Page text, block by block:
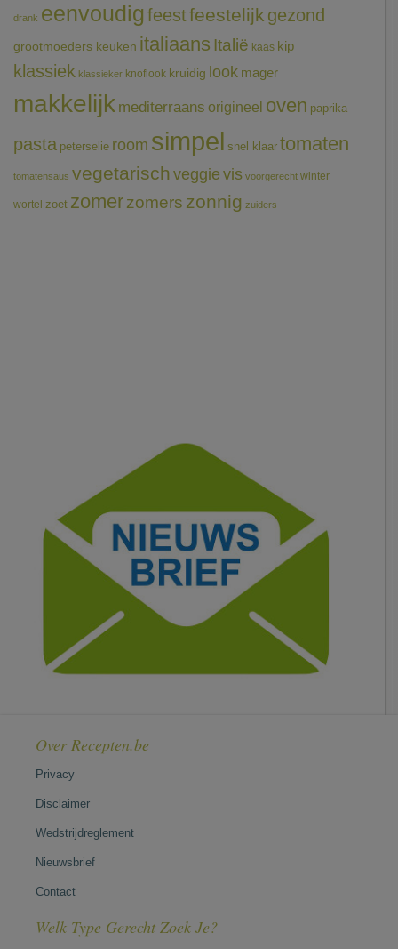
drank eenvoudigfeestfeestelijk gezond
grootmoeders keuken italiaans Italië kaas kip
klassiek klassieker knoflook kruidig look mager
makkelijk mediterraans origineel oven paprika
pasta peterselie room simpel snel klaar tomaten
tomatensaus vegetarischveggie vis voorgerecht winter
wortel zoet zomerzomers zonnig zuiders
Over Recepten.be
Privacy
Disclaimer
Wedstrijdreglement
Nieuwsbrief
Contact
Welk Type Gerecht Zoek Je?